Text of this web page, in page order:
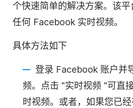
个快速简单的解决方案。该
任何 Facebook 实时视频。
具体方法如下
登录 Facebook 账户并
频。点击 "实时视频 "可直
时视频。或者，如果您已